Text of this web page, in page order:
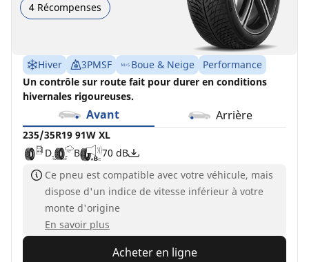
4 Récompenses
Hiver 3PMSF Boue & Neige
Performance
Un contrôle sur route fait pour durer en conditions
hivernales rigoureuses.
Avant Arrière
235/35R19 91W XL
D
B 70 dB
Ce pneu est compatible avec votre véhicule, mais
dispose d'un indice de vitesse inférieur à votre
monte d'origine
En savoir plus
Acheter en ligne